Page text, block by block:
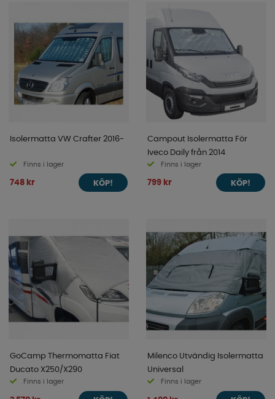
Isolermatta VW Crafter 2016-
Finns i lager
748 kr KÖP!
Campout Isolermatta För
Iveco Daily från 2014
Finns i lager
799 kr KÖP!
GoCamp Thermomatta Fiat
Ducato X250/X290
Finns i lager
Milenco Utvändig Isolermatta
Universal
Finns i lager